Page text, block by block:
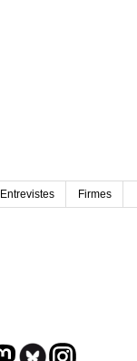
Entrevistes Firmes